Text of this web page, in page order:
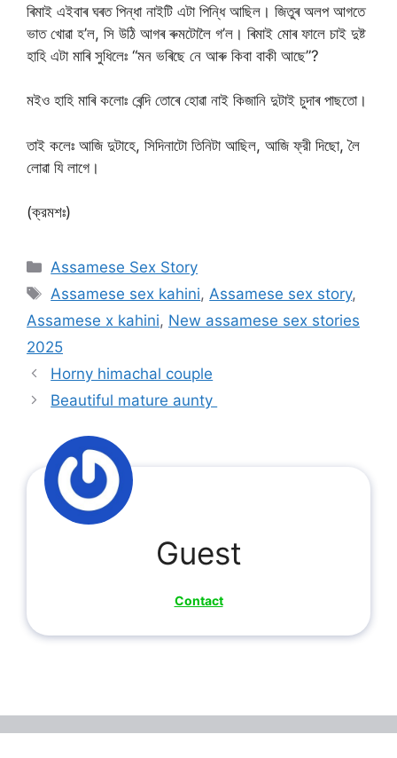
ৰিমাই এইবাৰ ঘৰত পিন্ধা নাইটি এটা পিন্ধি আছিল। জিতুৰ অলপ আগতে
ভাত খোৱা হ’ল, সি উঠি আগৰ ৰুমটোলৈ গ’ল। ৰিমাই মোৰ ফালে চাই দুষ্ট
হাহি এটা মাৰি সুধিলেঃ “মন ভৰিছে নে আৰু কিবা বাকী আছে”?
মইও হাহি মাৰি কলোঃ ৰেন্দি তোৰে হোৱা নাই কিজানি দুটাই চুদাৰ পাছতো।
তাই কলেঃ আজি দুটাহে, সিদিনাটো তিনিটা আছিল, আজি ফ্রী দিছো, লৈ
লোৱা যি লাগে।
(ক্রমশঃ)
Categories
Assamese Sex Story
Tags
Assamese sex kahini,Assamese sex story,
Assamese x kahini, New assamese sex stories
2025
Horny himachal couple
Beautiful mature aunty
Guest
Contact